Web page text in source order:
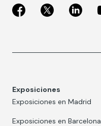
Exposiciones
Exposiciones en Madrid
Exposiciones en Barcelona